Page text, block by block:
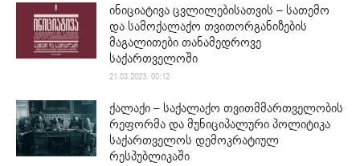
ინიციატივა ცვლილებისათვის – სათემო
და სამოქალაქო თვითორგანიზების
მაგალითები თანამედროვე
საქართველოში
21.03.2023. 00:12
ქალაქი – საქალაქო თვითმმართველობის
რეფორმა და მუნიციპალური პოლიტიკა
საქართველოს დემოკრატიულ
რესპუბლიკაში